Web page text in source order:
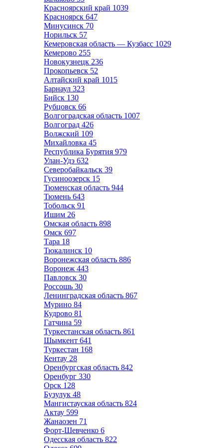
Красноярский край 1039
Красноярск 647
Минусинск 70
Норильск 57
Кемеровская область — Кузбасс 1029
Кемерово 255
Новокузнецк 236
Прокопьевск 52
Алтайский край 1015
Барнаул 323
Бийск 130
Рубцовск 66
Волгоградская область 1007
Волгоград 426
Волжский 109
Михайловка 45
Республика Бурятия 979
Улан-Удэ 632
Северобайкальск 39
Гусиноозерск 15
Тюменская область 944
Тюмень 643
Тобольск 91
Ишим 26
Омская область 898
Омск 697
Тара 18
Тюкалинск 10
Воронежская область 886
Воронеж 443
Павловск 30
Россошь 30
Ленинградская область 867
Мурино 84
Кудрово 81
Гатчина 59
Туркестанская область 861
Шымкент 641
Туркестан 168
Кентау 28
Оренбургская область 842
Оренбург 330
Орск 128
Бузулук 48
Мангистауская область 824
Актау 599
Жанаозен 71
Форт-Шевченко 6
Одесская область 822